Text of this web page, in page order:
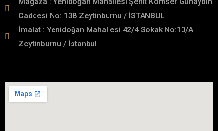
Caddesi No: 138 Zeytinburnu / İSTANBUL
İmalat : Yenidoğan Mahallesi 42/4 Sokak No:10/A
Zeytinburnu / İstanbul